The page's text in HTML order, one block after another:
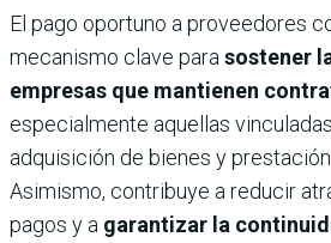
El pago oportuno a proveedores
mecanismo clave para sostener
empresas que mantienen
especialmente aquellas
adquisición de bienes y
Asimismo, contribuye a reducir
pagos y a garantizar la